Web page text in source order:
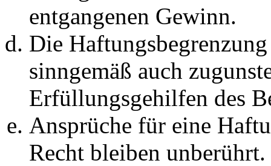
entgangenen Gewinn.
Die
sinngemäß auch
Erfüllungsgehilfen des
Ansprüche für eine
Recht bleiben unberührt.